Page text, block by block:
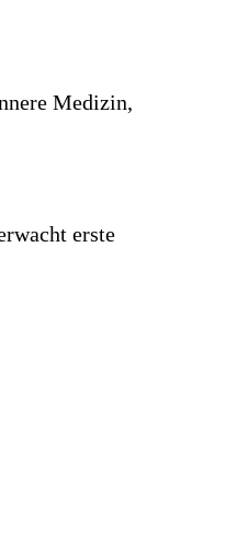
Medizin,
erste